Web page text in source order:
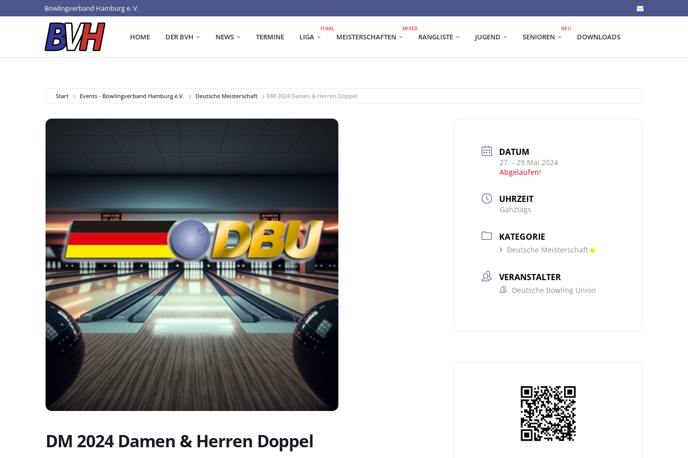
Bowlingverband Hamburg e. V.
HOME DER BVH NEWS TERMINE LIGA
FINAL
MEISTERSCHAFTEN
MIXED
RANGLISTE JUGEND SENIOREN
NEU
DOWNLOADS
Start Events - Bowlingverband Hamburg e.V. Deutsche Meisterschaft DM 2024 Damen & Herren Doppel
DM 2024 Damen & Herren Doppel
DATUM
27. - 29.Mai.2024
Abgelaufen!
UHRZEIT
Ganztags
KATEGORIE
Deutsche Meisterschaft
VERANSTALTER
Deutsche Bowling Union